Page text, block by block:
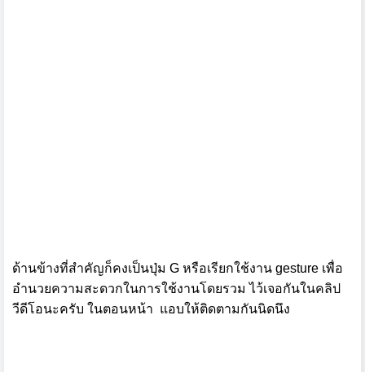
ด้านข้างที่สำคัญก็คงเป็นปุ่ม G หรือเรียกใช้งาน gesture เพื่อ
อำนวยความสะดวกในการใช้งานโดยรวม ไว้เจอกันในคลิป
วีดีโอนะครับ ในตอนหน้า
แอบให้ติดตามกันนิดนึง